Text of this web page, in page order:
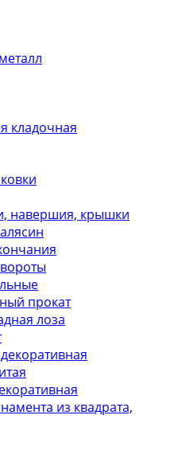
кладочная
навершия, крышки
прокат
лоза
из квадрата,